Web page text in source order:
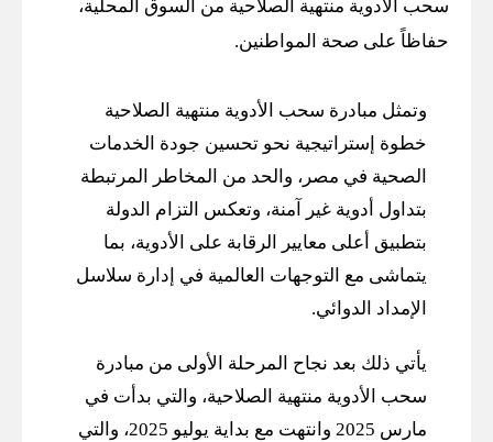
سحب الأدوية منتهية الصلاحية من السوق المحلية،
حفاظاً على صحة المواطنين.
وتمثل مبادرة سحب الأدوية منتهية الصلاحية
خطوة إستراتيجية نحو تحسين جودة الخدمات
الصحية في مصر، والحد من المخاطر المرتبطة
بتداول أدوية غير آمنة، وتعكس التزام الدولة
بتطبيق أعلى معايير الرقابة على الأدوية، بما
يتماشى مع التوجهات العالمية في إدارة سلاسل
الإمداد الدوائي.
يأتي ذلك بعد نجاح المرحلة الأولى من مبادرة
سحب الأدوية منتهية الصلاحية، والتي بدأت في
مارس 2025 وانتهت مع بداية يوليو 2025، والتي